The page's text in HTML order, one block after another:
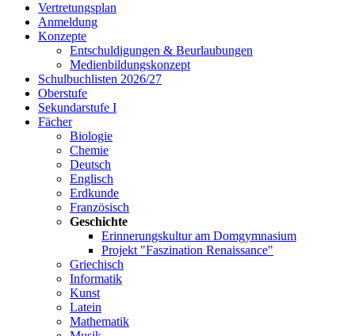
Vertretungsplan
Anmeldung
Konzepte
Entschuldigungen & Beurlaubungen
Medienbildungskonzept
Schulbuchlisten 2026/27
Oberstufe
Sekundarstufe I
Fächer
Biologie
Chemie
Deutsch
Englisch
Erdkunde
Französisch
Geschichte
Erinnerungskultur am Domgymnasium
Projekt "Faszination Renaissance"
Griechisch
Informatik
Kunst
Latein
Mathematik